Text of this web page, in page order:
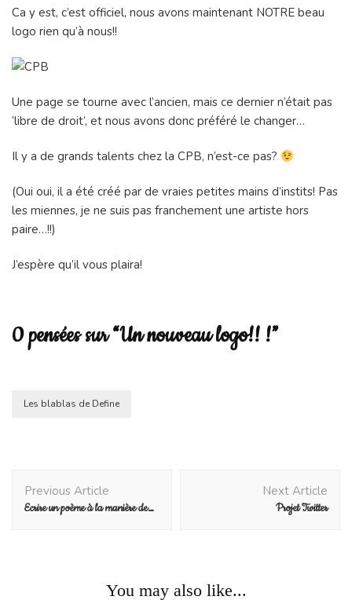
logo!!
Ca y est, c’est officiel, nous avons maintenant NOTRE beau
logo rien qu’à nous!!
Une page se tourne avec l’ancien, mais ce dernier n’était pas
‘libre de droit’, et nous avons donc préféré le changer…
Il y a de grands talents chez la CPB, n’est-ce pas?
(Oui oui, il a été créé par de vraies petites mains d’instits! Pas
les miennes, je ne suis pas franchement une artiste hors
paire…!!)
J’espère qu’il vous plaira!
0 pensées sur “Un nouveau logo!! !”
Les blablas de Define
Navigation
Previous Article
Ecrire un poème à la manière de…
Next Article
Projet Twitter
You may also like...